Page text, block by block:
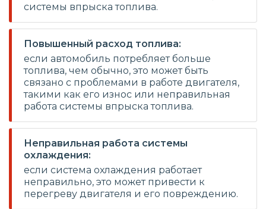
системы впрыска топлива.
Повышенный расход топлива:
если автомобиль потребляет больше
топлива, чем обычно, это может быть
связано с проблемами в работе двигателя,
такими как его износ или неправильная
работа системы впрыска топлива.
Неправильная работа системы
охлаждения:
если система охлаждения работает
неправильно, это может привести к
перегреву двигателя и его повреждению.